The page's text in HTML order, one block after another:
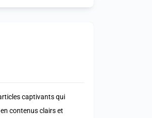
captivants qui
contenus clairs et